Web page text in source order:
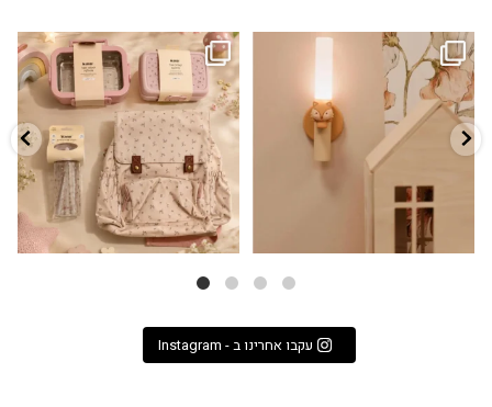
✨ חוזרים למסגרת בסטייל! ✨
הקולקציה החדשה...
9 4
גם פריט עיצובי לחדר, גם מנורת לילה
...
3 0
עקבו אחרינו ב - Instagram